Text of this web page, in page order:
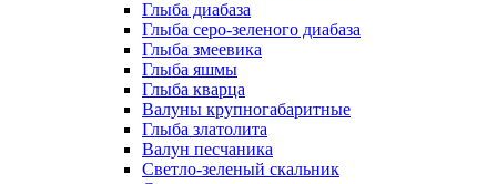
Глыба диабаза
Глыба серо-зеленого диабаза
Глыба змеевика
Глыба яшмы
Глыба кварца
Валуны крупногабаритные
Глыба златолита
Валун песчаника
Светло-зеленый скальник